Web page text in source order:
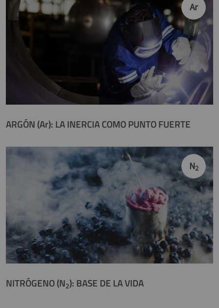
Ar
ARGÓN (Ar): LA INERCIA COMO PUNTO FUERTE
N2
NITRÓGENO (N2): BASE DE LA VIDA